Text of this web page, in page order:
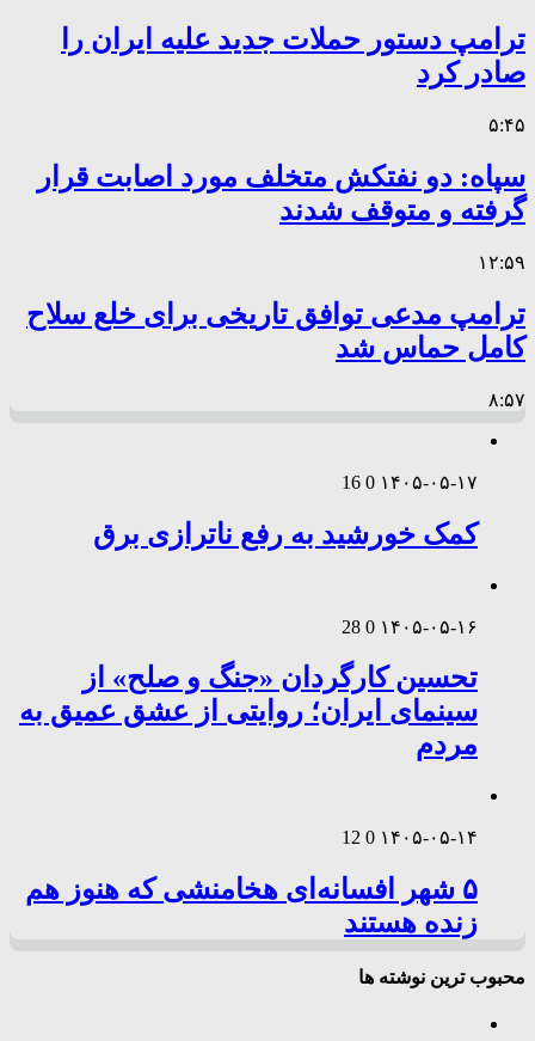
ترامپ دستور حملات جدید علیه ایران را
صادر کرد
۵:۴۵
سپاه: دو نفتکش متخلف مورد اصابت قرار
گرفته و متوقف شدند
۱۲:۵۹
ترامپ مدعی توافق تاریخی برای خلع سلاح
کامل حماس شد
۸:۵۷
۱۴۰۵-۰۵-۱۷ 0
16
کمک خورشید به رفع ناترازی برق
۱۴۰۵-۰۵-۱۶ 0
28
تحسین کارگردان «جنگ و صلح» از
سینمای ایران؛ روایتی از عشق عمیق به
مردم
۱۴۰۵-۰۵-۱۴ 0
12
۵ شهر افسانه‌ای هخامنشی که هنوز هم
زنده هستند
محبوب ترین نوشته ها